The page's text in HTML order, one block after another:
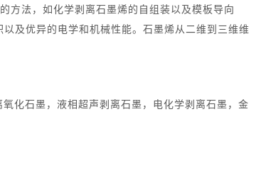
方法，如化学剥离石墨烯的自组装以及模板导向
及优异的电学和机械性能。石墨烯从二维到三维维
化石墨，液相超声剥离石墨，电化学剥离石墨，金